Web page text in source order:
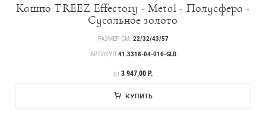
Кашпо TREEZ Effectory - Metal - Полусфера -
Сусальное золото
РАЗМЕР СМ. 22/32/43/57
АРТИКУЛ 41.3318-04-016-GLD
ЦЕНА
ОТ3 947,00 Р.
КУПИТЬ
Растения, кусты, мох и трава 221